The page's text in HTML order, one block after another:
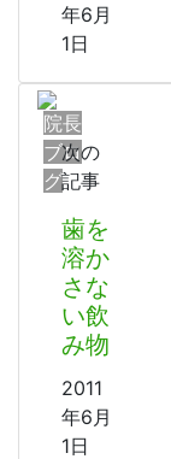
年6月
1日
院長
ブロ
グ
次の
記事
歯を
溶か
さな
い飲
み物
2011
年6月
1日